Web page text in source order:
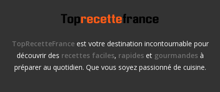
TopRecetteFranceest votre destination incontournable pour
découvrir des recettes faciles, rapideset gourmandesà
préparer au quotidien. Que vous soyez passionné de cuisine.